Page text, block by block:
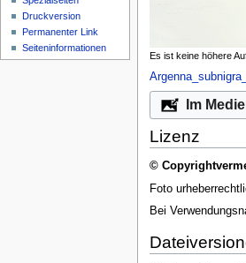
Es ist keine höhere
Im
Lizenz
©
Foto
Bei
Druckversion
Permanenter Link
Seiten­­informationen